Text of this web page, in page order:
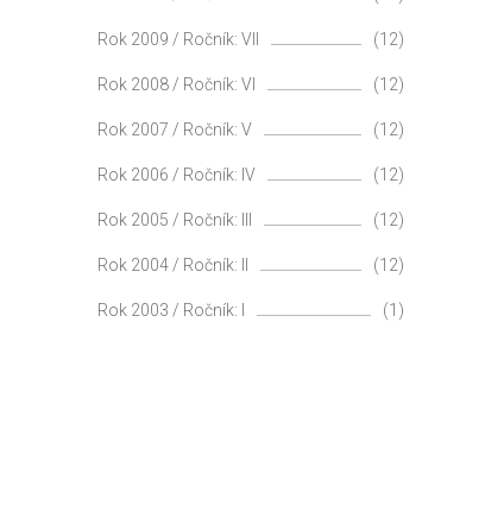
Rok 2009 / Ročník: VII (12)
Rok 2008 / Ročník: VI (12)
Rok 2007 / Ročník: V (12)
Rok 2006 / Ročník: IV (12)
Rok 2005 / Ročník: III (12)
Rok 2004 / Ročník: II (12)
Rok 2003 / Ročník: I (1)